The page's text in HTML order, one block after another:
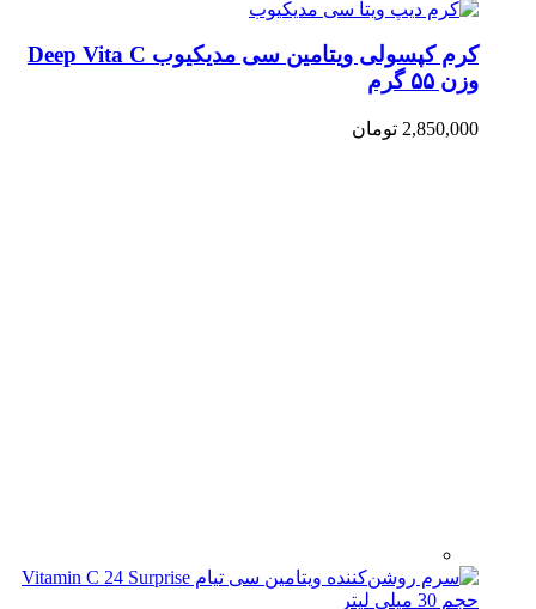
کرم کپسولی ویتامین سی مدیکیوب Deep Vita C
وزن ۵۵ گرم
2,850,000 تومان